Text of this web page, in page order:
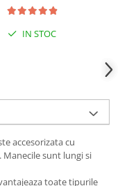
IN STOC
accesorizata cu
sunt lungi si
toate tipurile